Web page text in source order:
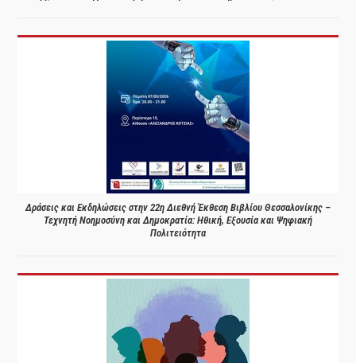
Δράσεις και Εκδηλώσεις στην 22η Διεθνή Έκθεση Βιβλίου Θεσσαλονίκης –
Τεχνητή Νοημοσύνη και Δημοκρατία: Ηθική, Εξουσία και Ψηφιακή
Πολιτειότητα